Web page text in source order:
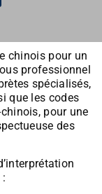
chinois pour un
professionnel
spécialisés,
que les codes
pour une
des